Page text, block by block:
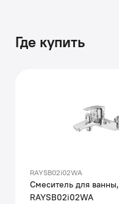
Где купить
RAYSB02i02WA
Смеситель для ванны,
RAYSB02i02WA